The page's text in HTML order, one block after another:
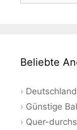
Beliebte
Günstige
Quer-